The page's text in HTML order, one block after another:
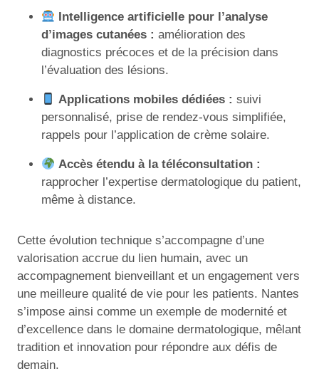
Intelligence artificielle pour l’analyse
d’images cutanées : amélioration des
diagnostics précoces et de la précision dans
l’évaluation des lésions.
Applications mobiles dédiées : suivi
personnalisé, prise de rendez-vous simplifiée,
rappels pour l’application de crème solaire.
Accès étendu à la téléconsultation :
rapprocher l’expertise dermatologique du patient,
même à distance.
Cette évolution technique s’accompagne d’une
valorisation accrue du lien humain, avec un
accompagnement bienveillant et un engagement vers
une meilleure qualité de vie pour les patients. Nantes
s’impose ainsi comme un exemple de modernité et
d’excellence dans le domaine dermatologique, mêlant
tradition et innovation pour répondre aux défis de
demain.